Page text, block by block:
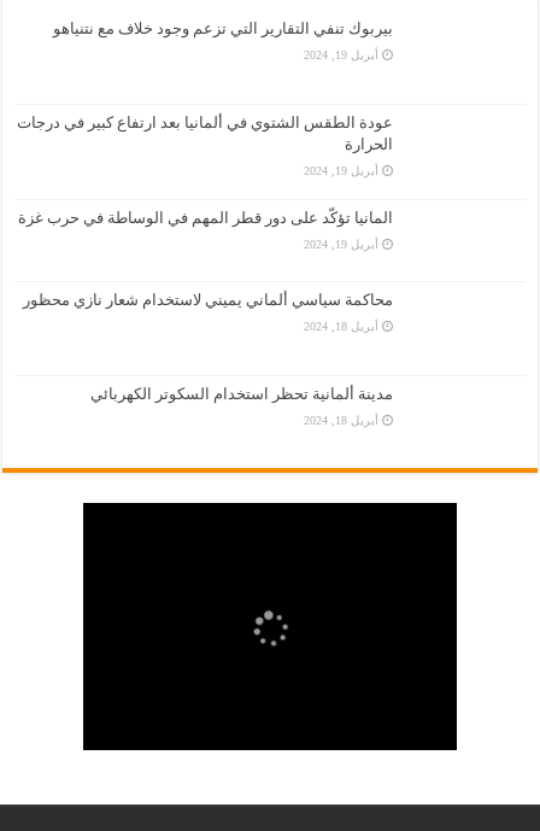
بيربوك تنفي التقارير التي تزعم وجود خلاف مع نتنياهو
أبريل 19, 2024
عودة الطقس الشتوي في ألمانيا بعد ارتفاع كبير في درجات
الحرارة
أبريل 19, 2024
المانيا تؤكّد على دور قطر المهم في الوساطة في حرب غزة
أبريل 19, 2024
محاكمة سياسي ألماني يميني لاستخدام شعار نازي محظور
أبريل 18, 2024
مدينة ألمانية تحظر استخدام السكوتر الكهربائي
أبريل 18, 2024